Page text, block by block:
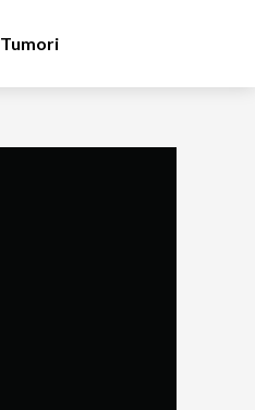
Tumori